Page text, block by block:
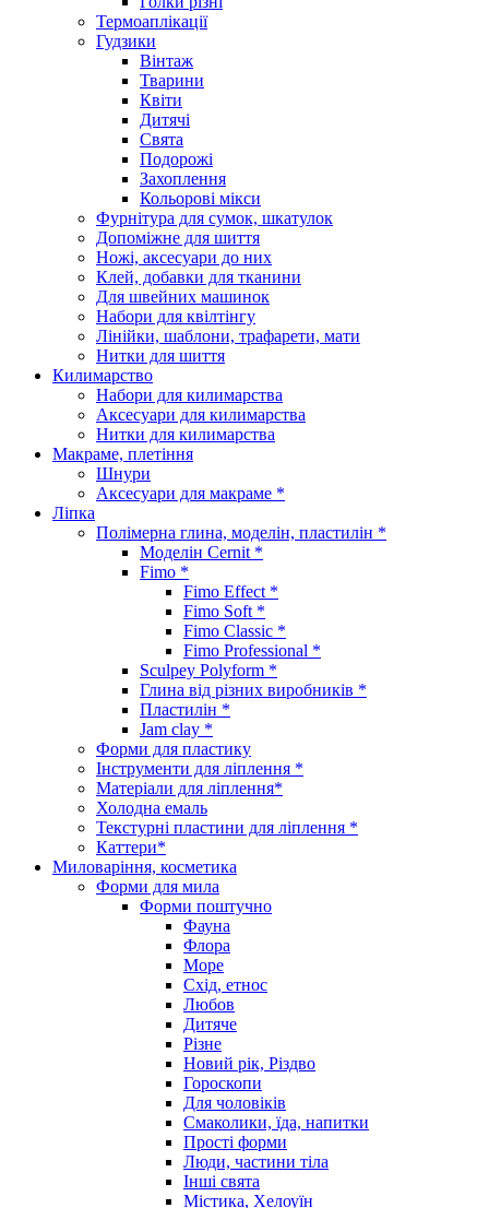
Термоаплікації
Гудзики
Вінтаж
Тварини
Квіти
Дитячі
Свята
Подорожі
Захоплення
Кольорові мікси
Фурнітура для сумок, шкатулок
Допоміжне для шиття
Ножі, аксесуари до них
Клей, добавки для тканини
Для швейних машинок
Набори для квілтінгу
Лінійки, шаблони, трафарети, мати
Нитки для шиття
Килимарство
Набори для килимарства
Аксесуари для килимарства
Нитки для килимарства
Макраме, плетіння
Шнури
Аксесуари для макраме *
Ліпка
Полімерна глина, моделін, пластилін *
Моделін Cernit *
Fimo *
Fimo Effect *
Fimo Soft *
Fimo Classic *
Fimo Professional *
Sculpey Polyform *
Глина від різних виробників *
Пластилін *
Jam clay *
Форми для пластику
Інструменти для ліплення *
Матеріали для ліплення*
Холодна емаль
Текстурні пластини для ліплення *
Каттери*
Миловаріння, косметика
Форми для мила
Форми поштучно
Фауна
Флора
Море
Схід, етнос
Любов
Дитяче
Різне
Новий рік, Різдво
Гороскопи
Для чоловіків
Смаколики, їда, напитки
Прості форми
Люди, частини тіла
Інші свята
Містика, Хелоуїн